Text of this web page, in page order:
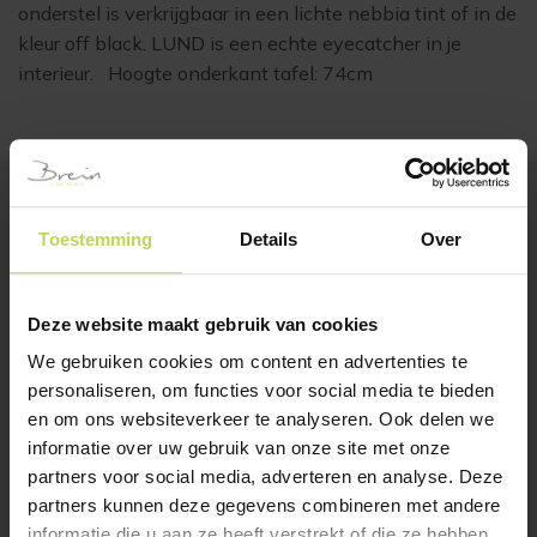
Toestemming Details Over
Deze website maakt gebruik van cookies
We gebruiken cookies om content en advertenties te
personaliseren, om functies voor social media te bieden
en om ons websiteverkeer te analyseren. Ook delen we
informatie over uw gebruik van onze site met onze
partners voor social media, adverteren en analyse. Deze
partners kunnen deze gegevens combineren met andere
onderstel is verkrijgbaar in een lichte nebbia tint of in de
kleur off black. LUND is een echte eyecatcher in je
interieur. Hoogte onderkant tafel: 74cm
BESTSELLERS
Klanten bekeken ook